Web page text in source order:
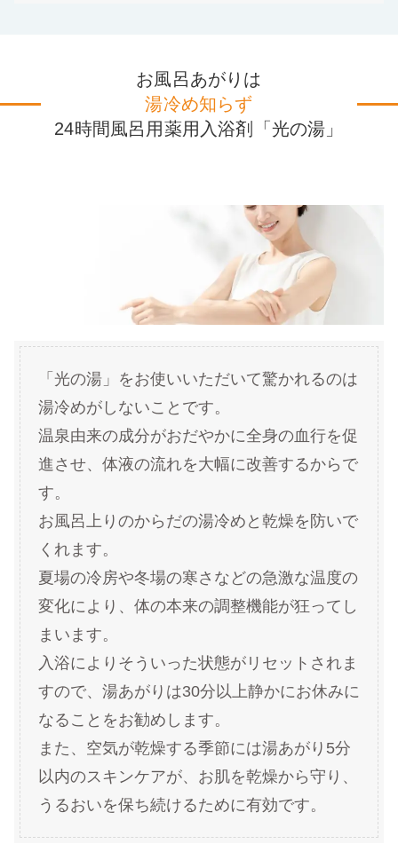
お風呂あがりは
湯冷め知らず
24時間風呂用薬用入浴剤「光の湯」
「光の湯」をお使いいただいて驚かれるのは
湯冷めがしないことです。
温泉由来の成分がおだやかに全身の血行を促
進させ、体液の流れを大幅に改善するからで
す。
お風呂上りのからだの湯冷めと乾燥を防いで
くれます。
夏場の冷房や冬場の寒さなどの急激な温度の
変化により、体の本来の調整機能が狂ってし
まいます。
入浴によりそういった状態がリセットされま
すので、湯あがりは30分以上静かにお休みに
なることをお勧めします。
また、空気が乾燥する季節には湯あがり5分
以内のスキンケアが、お肌を乾燥から守り、
うるおいを保ち続けるために有効です。